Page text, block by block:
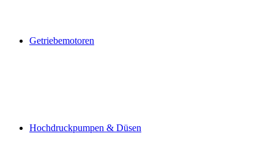
Getriebemotoren
Hochdruckpumpen & Düsen